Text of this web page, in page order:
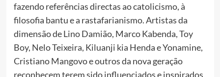
fazendo referências directas ao catolicismo, à
filosofia bantu e a rastafarianismo. Artistas da
dimensão de Lino Damião, Marco Kabenda, Toy
Boy, Nelo Teixeira, Kiluanji kia Henda e Yonamine,
Cristiano Mangovo e outros da nova geração
reconhecem terem sido influenciados e inspirados